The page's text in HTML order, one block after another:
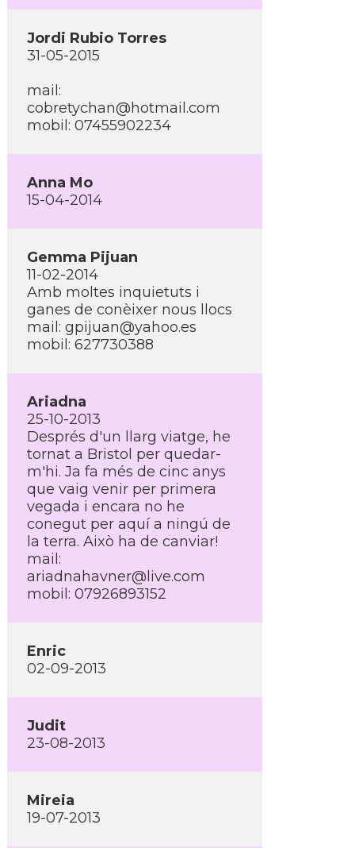
Jordi Rubio Torres
31-05-2015
mail:
cobretychan@hotmail.com
mobil: 07455902234
Anna Mo
15-04-2014
Gemma Pijuan
11-02-2014
Amb moltes inquietuts i
ganes de conèixer nous llocs
mail: gpijuan@yahoo.es
mobil: 627730388
Ariadna
25-10-2013
Després d'un llarg viatge, he
tornat a Bristol per quedar-
m'hi. Ja fa més de cinc anys
que vaig venir per primera
vegada i encara no he
conegut per aquí­ a ningú de
la terra. Això ha de canviar!
mail:
ariadnahavner@live.com
mobil: 07926893152
Enric
02-09-2013
Judit
23-08-2013
Mireia
19-07-2013